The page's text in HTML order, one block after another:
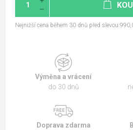
Nejnižší cena během 30 dnů před
Výměna a vrácení
do 30 dnů
Doprava zdarma